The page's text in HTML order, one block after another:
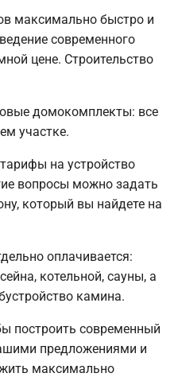
максимально быстро и
современного
цене. Строительство
домокомплекты: все
участке.
на устройство
вопросы можно задать
который вы найдете на
оплачивается:
котельной, сауны, а
камина.
построить современный
предложениями и
максимально